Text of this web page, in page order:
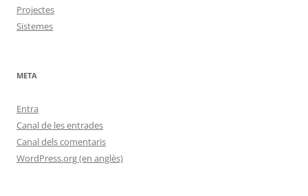
Projectes
Sistemes
META
Entra
Canal de les entrades
Canal dels comentaris
WordPress.org (en anglès)